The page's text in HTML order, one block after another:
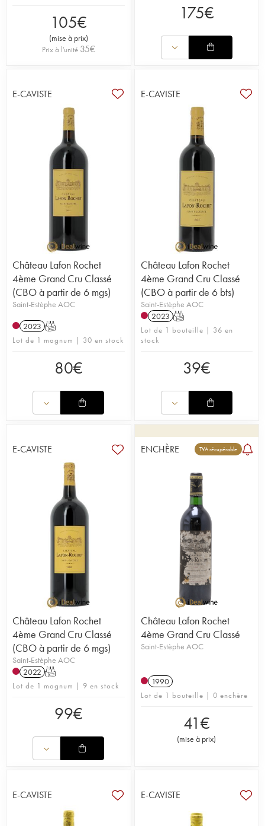
105€
(mise à prix)
Prix à l'unité 35€
175€
E-CAVISTE
Château Lafon Rochet
4ème Grand Cru Classé
(CBO à partir de 6 mgs)
Saint-Estèphe AOC
2023 T
Lot de 1 magnum | 30 en stock
80€
E-CAVISTE
Château Lafon Rochet
4ème Grand Cru Classé
(CBO à partir de 6 bts)
Saint-Estèphe AOC
2023 T
Lot de 1 bouteille | 36 en
stock
39€
E-CAVISTE
Château Lafon Rochet
4ème Grand Cru Classé
(CBO à partir de 6 mgs)
Saint-Estèphe AOC
2022 T
Lot de 1 magnum | 9 en stock
99€
ENCHÈRE TVA récupérable
Château Lafon Rochet
4ème Grand Cru Classé
Saint-Estèphe AOC
1990
Lot de 1 bouteille | 0 enchère
41€
(mise à prix)
E-CAVISTE E-CAVISTE